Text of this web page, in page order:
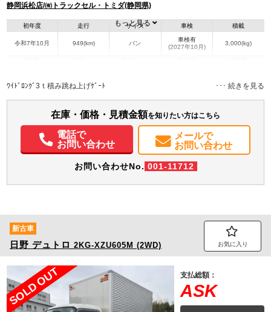
静岡浜松店/㈲トラックセル・トミダ(静岡県)
初年度
令和7年10月
走行
949(km)
サイズ
バン
車検
車検有
(2027年10月)
積載
3,000(kg)
静岡県
W:2,070
H:2,230
無
装備情報
エアコン パワステ パワーウィンドウ ABS
電動格納ミラー
ETC バックモニター
取扱説明書（一部含む）
メンテナンスノート（保証書）
もっと見る
ﾜｲﾄﾞﾛﾝｸﾞ3ｔ積み跳ね上げｹﾞｰﾄ
在庫・価格・見積金額を知りたい方はこちら
電話で
お問い合わせ
メールで
お問い合わせ
お問い合わせNo. 001-11712
新古車
日野 デュトロ 2KG-XZU605M (2WD) お気に入り
SOLD OUT 支払総額：
ASK